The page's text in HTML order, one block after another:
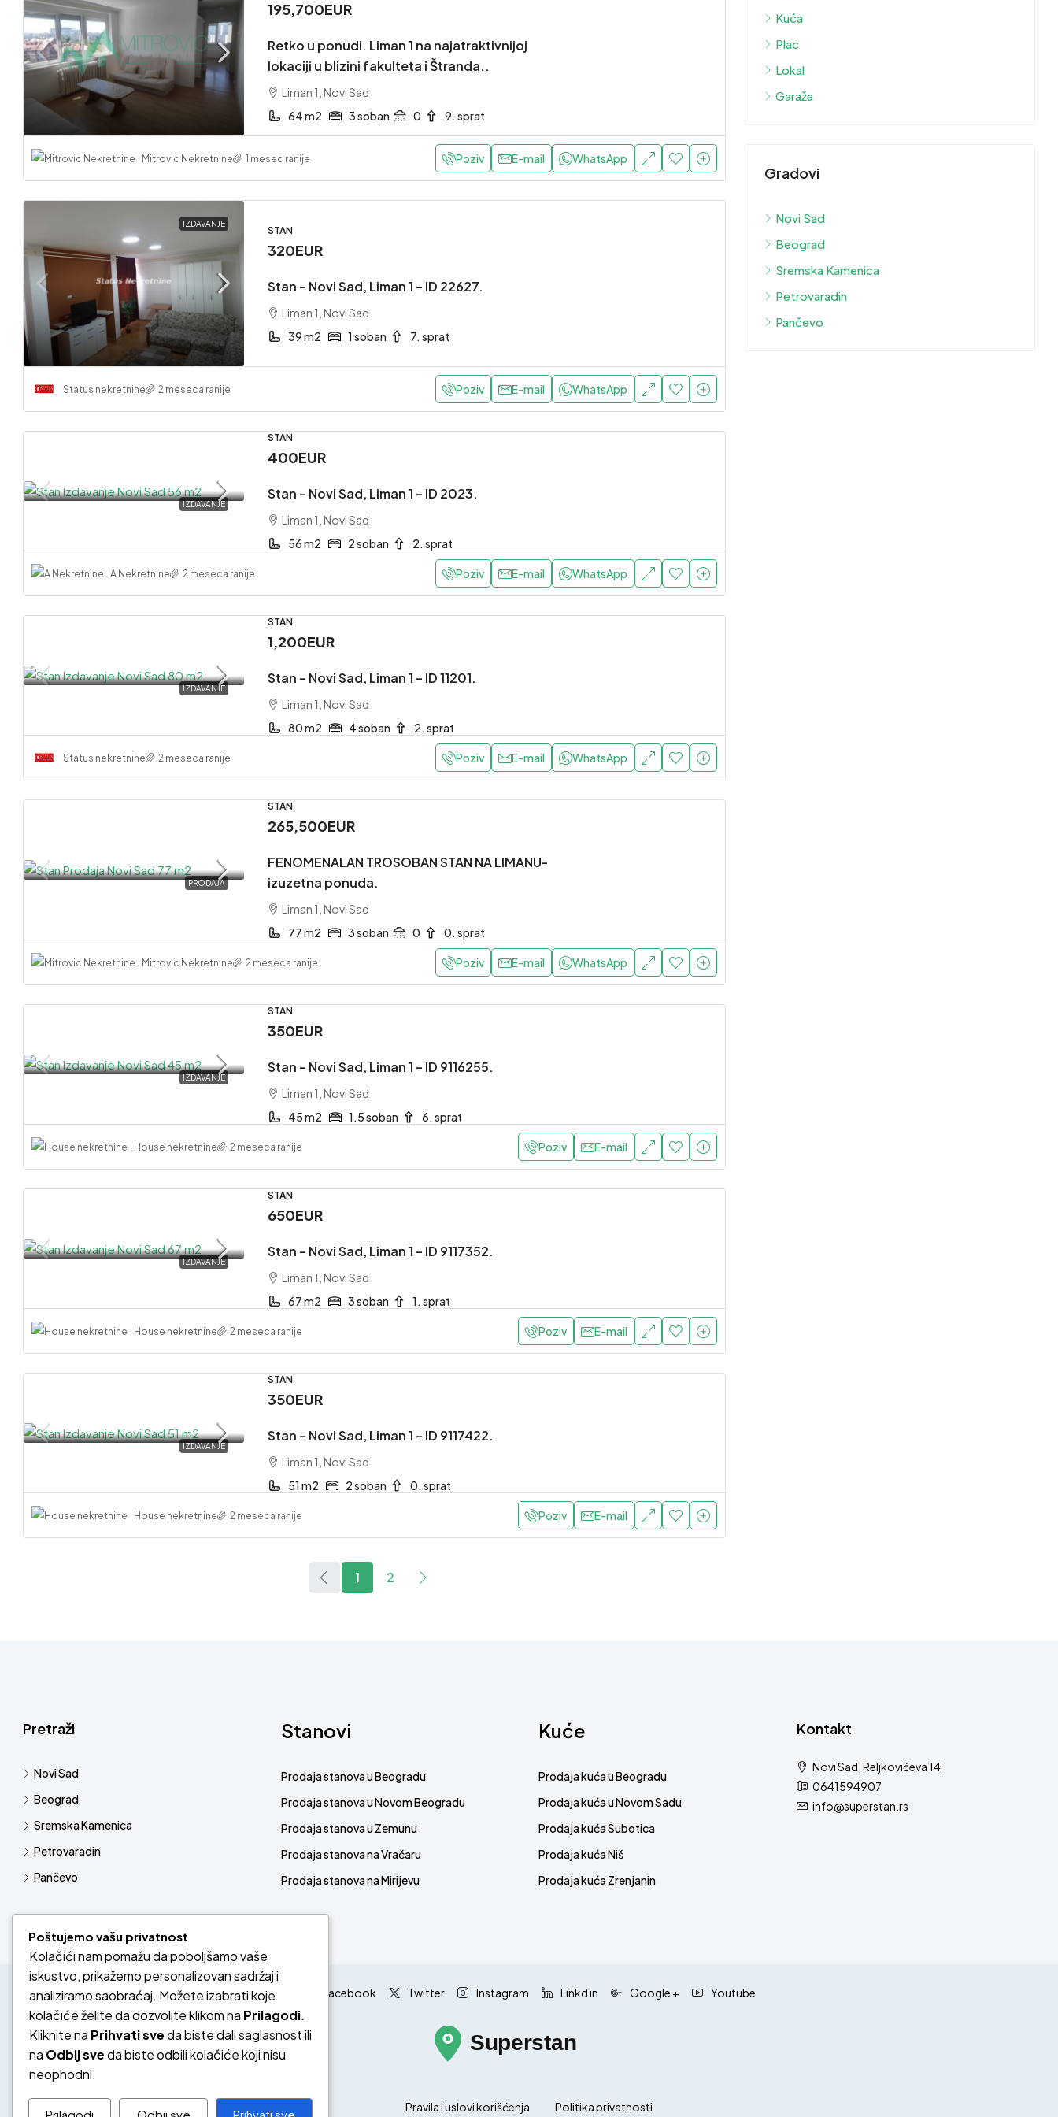
195,700EUR
Retko u ponudi. Liman 1 na najatraktivnijoj
lokaciji u blizini fakulteta i Štranda..
Liman 1, Novi Sad
64 m2
3 soban 0 9. sprat
Mitrovic Nekretnine 1 mesec ranije Poziv E-mail WhatsApp
IZDAVANJE
STAN
320EUR
Stan – Novi Sad, Liman 1 – ID 22627.
Liman 1, Novi Sad
39 m2
1 soban 7. sprat
Status nekretnine 2 meseca ranije Poziv E-mail WhatsApp
IZDAVANJE
STAN
400EUR
Stan – Novi Sad, Liman 1 – ID 2023.
Liman 1, Novi Sad
56 m2
2 soban 2. sprat
A Nekretnine 2 meseca ranije Poziv E-mail WhatsApp
IZDAVANJE
STAN
1,200EUR
Stan – Novi Sad, Liman 1 – ID 11201.
Liman 1, Novi Sad
80 m2
4 soban 2. sprat
Status nekretnine 2 meseca ranije Poziv E-mail WhatsApp
PRODAJA
STAN
265,500EUR
FENOMENALAN TROSOBAN STAN NA LIMANU-
izuzetna ponuda.
Liman 1, Novi Sad
77 m2
3 soban 0 0. sprat
Mitrovic Nekretnine 2 meseca ranije Poziv E-mail WhatsApp
IZDAVANJE
STAN
350EUR
Stan – Novi Sad, Liman 1 – ID 9116255.
Liman 1, Novi Sad
45 m2
1.5 soban 6. sprat
House nekretnine 2 meseca ranije Poziv E-mail
IZDAVANJE
STAN
650EUR
Stan – Novi Sad, Liman 1 – ID 9117352.
Liman 1, Novi Sad
67 m2
3 soban 1. sprat
House nekretnine 2 meseca ranije Poziv E-mail
IZDAVANJE
STAN
350EUR
Stan – Novi Sad, Liman 1 – ID 9117422.
Liman 1, Novi Sad
51 m2
2 soban 0. sprat
House nekretnine 2 meseca ranije Poziv E-mail
1 2
Kuća
Plac
Lokal
Garaža
Gradovi
Novi Sad
Beograd
Sremska Kamenica
Petrovaradin
Pančevo
Pretraži
Novi Sad
Beograd
Sremska Kamenica
Petrovaradin
Pančevo
Stanovi
Prodaja stanova u Beogradu
Prodaja stanova u Novom Beogradu
Prodaja stanova u Zemunu
Prodaja stanova na Vračaru
Prodaja stanova na Mirijevu
Kuće
Prodaja kuća u Beogradu
Prodaja kuća u Novom Sadu
Prodaja kuća Subotica
Prodaja kuća Niš
Prodaja kuća Zrenjanin
Kontakt
Novi Sad, Reljkovićeva 14
0641594907
info@superstan.rs
Facebook Twitter Instagram Linkd in Google + Youtube
Pravila i uslovi korišćenja Politika privatnosti
Poštujemo vašu privatnost
Kolačići nam pomažu da poboljšamo vaše
iskustvo, prikažemo personalizovan sadržaj i
analiziramo saobraćaj. Možete izabrati koje
kolačiće želite da dozvolite klikom na Prilagodi.
Kliknite na Prihvati sveda biste dali saglasnost ili
na Odbij sveda biste odbili kolačiće koji nisu
neophodni.
Prilagodi Odbij sve Prihvati sve